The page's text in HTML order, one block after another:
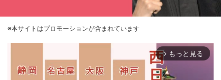
※本サイトはプロモーションが含まれています
arrow_forward_ios もっと見る